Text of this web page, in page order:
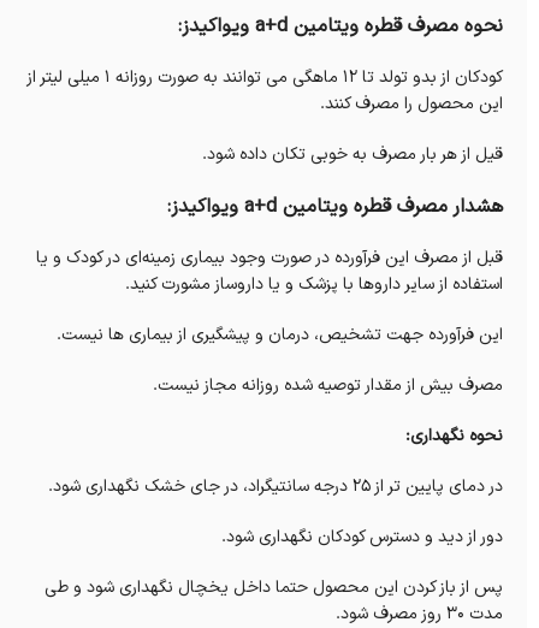
نحوه مصرف قطره ویتامین a+d ویواکیدز:
کودکان از بدو تولد تا 12 ماهگی می توانند به صورت روزانه 1 میلی لیتر از
این محصول را مصرف کنند.
قیل از هر بار مصرف به خوبی تکان داده شود.
هشدار مصرف قطره ویتامین a+d ویواکیدز:
قبل از مصرف این فرآورده در صورت وجود بیماری زمینه‌ای در کودک و یا
استفاده از سایر داروها با پزشک و یا داروساز مشورت کنید.
این فرآورده جهت تشخیص، درمان و پیشگیری از بیماری ها نیست.
مصرف بیش از مقدار توصیه شده روزانه مجاز نیست.
نحوه نگهداری:
در دمای پایین تر از 25 درجه سانتیگراد، در جای خشک نگهداری شود.
دور از دید و دسترس کودکان نگهداری شود.
پس از باز کردن این محصول حتما داخل یخچال نگهداری شود و طی
مدت 30 روز مصرف شود.